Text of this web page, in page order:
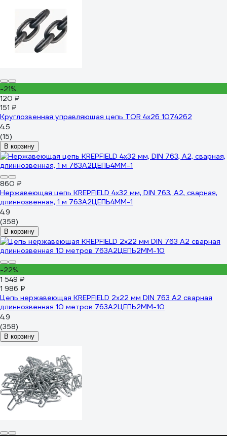
-21%
120 ₽
151 ₽
Круглозвенная управляющая цепь TOR 4x26 1074262
4.5
(15)
В корзину
860 ₽
Нержавеющая цепь KREPFIELD 4x32 мм, DIN 763, А2, сварная,
длиннозвенная, 1 м 763А2ЦЕПЬ4ММ-1
4.9
(358)
В корзину
-22%
1 549 ₽
1 986 ₽
Цепь нержавеющая KREPFIELD 2x22 мм DIN 763 А2 сварная
длиннозвенная 10 метров 763А2ЦЕПЬ2ММ-10
4.9
(358)
В корзину